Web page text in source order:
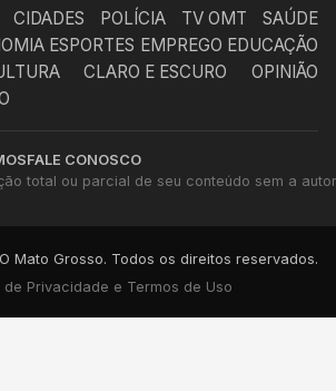
CIDADES POLÍCIA TV OMT
SAÚDE
ESPORTES EMPREGO EDUCAÇÃO
CLARO E ESCURO
OPINIÃO
FALE CONOSCO
total ou parcial de seu conteúdo sem a
Mato Grosso. Todos os direitos reservados.
de Privacidade e Termos de Uso